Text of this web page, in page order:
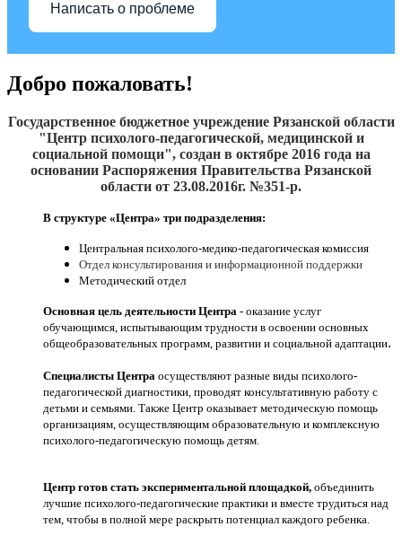
Написать о проблеме
Добро пожаловать!
Государственное бюджетное учреждение Рязанской области
"Центр психолого-педагогической, медицинской и
социальной помощи", создан в октябре 2016года на
основании Распоряжения Правительства Рязанской
области от 23.08.2016г. №351-р.
В структуре «Центра» три подразделения:
Центральная психолого-медико-педагогическая комиссия
Отдел консультирования и информационной поддержки
Методический отдел
Основная цель деятельности Центра - оказание услуг
обучающимся, испытывающим трудности в освоении основных
общеобразовательных программ, развитии и социальной адаптации.
Специалисты Центра осуществляют разные виды психолого-
педагогической диагностики, проводят консультативную работу с
детьми и семьями. Также Центр оказывает методическую помощь
организациям, осуществляющим образовательную и комплексную
психолого-педагогическую помощь детям.
Центр готов стать экспериментальной площадкой, объединить
лучшие психолого-педагогические практики и вместе трудиться над
тем, чтобы в полной мере раскрыть потенциал каждого ребенка.